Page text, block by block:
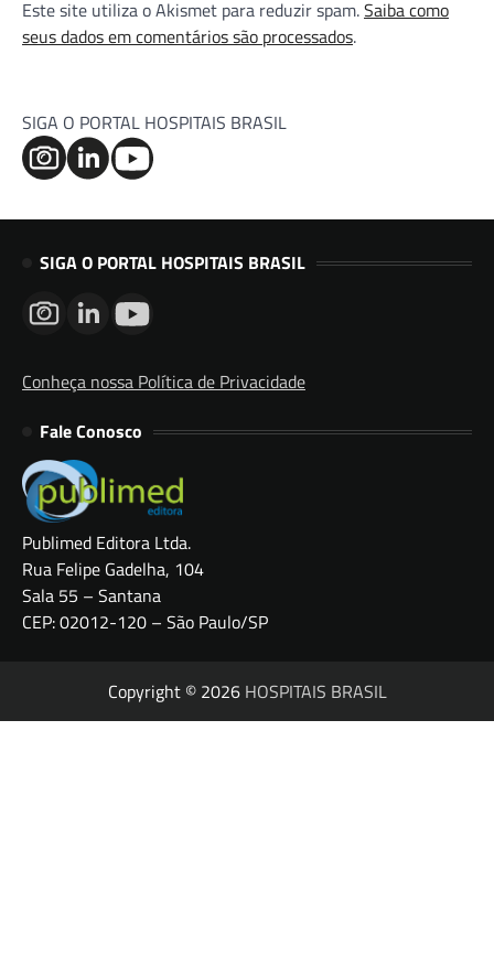
Este site utiliza o Akismet para reduzir spam.Saiba como
seus dados em comentários são processados.
SIGA O PORTAL HOSPITAIS BRASIL
SIGA O PORTAL HOSPITAIS BRASIL
Conheça nossa Política de Privacidade
Fale Conosco
Publimed Editora Ltda.
Rua Felipe Gadelha, 104
Sala 55 – Santana
CEP: 02012-120 – São Paulo/SP
Copyright © 2026 HOSPITAIS BRASIL